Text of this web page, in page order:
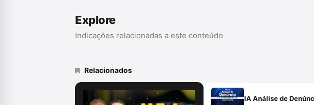
Explore
Indicações relacionadas a este conteúdo
Relacionados
IA Análise de